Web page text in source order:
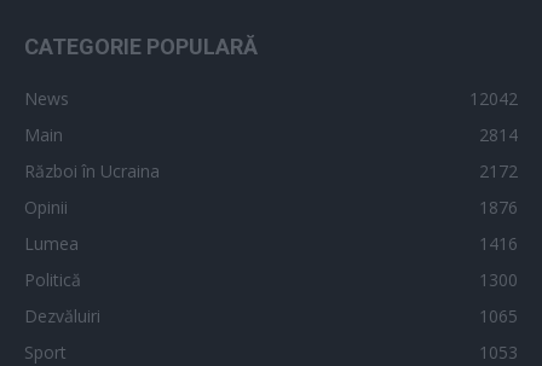
CATEGORIE POPULARĂ
News
12042
Main
2814
Război în Ucraina
2172
Opinii
1876
Lumea
1416
Politică
1300
Dezvăluiri
1065
Sport
1053